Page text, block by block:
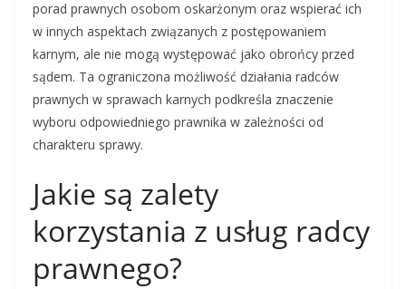
porad prawnych osobom oskarżonym oraz wspierać ich
w innych aspektach związanych z postępowaniem
karnym, ale nie mogą występować jako obrońcy przed
sądem. Ta ograniczona możliwość działania radców
prawnych w sprawach karnych podkreśla znaczenie
wyboru odpowiedniego prawnika w zależności od
charakteru sprawy.
Jakie są zalety
korzystania z usług radcy
prawnego?